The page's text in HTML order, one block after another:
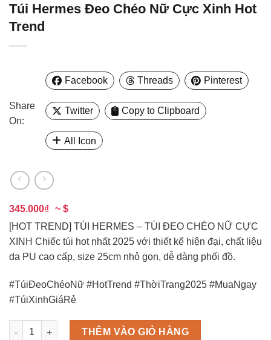
Túi Hermes Đeo Chéo Nữ Cực Xinh Hot
Trend
Share
On:
Facebook Threads Pinterest
Twitter Copy to Clipboard
All Icon
345.000₫ ~ $
[HOT TREND] TÚI HERMES – TÚI ĐEO CHÉO NỮ CỰC
XINH Chiếc túi hot nhất 2025 với thiết kế hiện đại, chất liệu
da PU cao cấp, size 25cm nhỏ gọn, dễ dàng phối đồ.
#TúiĐeoChéoNữ #HotTrend #ThờiTrang2025 #MuaNgay
#TúiXinhGiáRẻ
Túi Hermes Đeo Chéo Nữ Cực Xinh Hot Trend số lượng
THÊM VÀO GIỎ HÀNG